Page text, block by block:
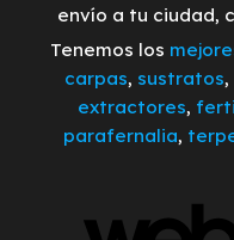
envío a tu ciudad,
Tenemos los
carpas, sustratos,
extractores,
parafernalia,